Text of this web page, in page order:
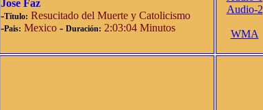
Jose Faz
-Título: Resucitado del Muerte y Catolicismo
-Pais: Mexico - Duración: 2:03:04 Minutos
Audio-2
WMA